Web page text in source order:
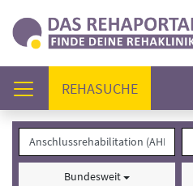
REHASUCHE(AKTUELL)
Bundesweit